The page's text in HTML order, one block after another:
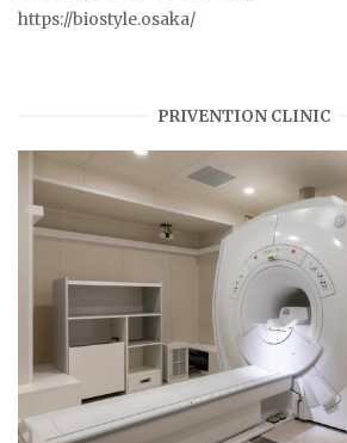
https://biostyle.osaka/
PRIVENTION CLINIC